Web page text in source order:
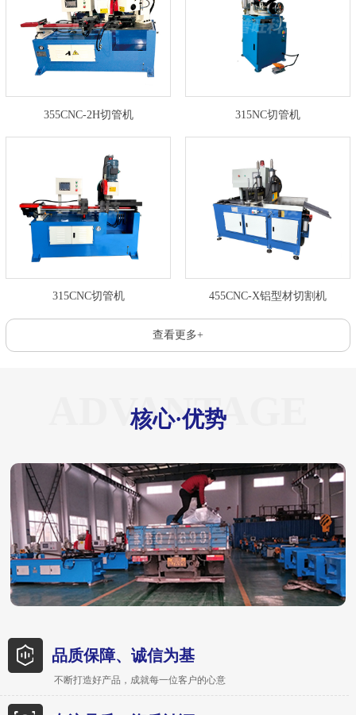
355CNC-2H切管机 315NC切管机
315CNC切管机 455CNC-X铝型材切割机
查看更多+
ADVANTAGE
核心·优势
品质保障、诚信为基
不断打造好产品，成就每一位客户的心意